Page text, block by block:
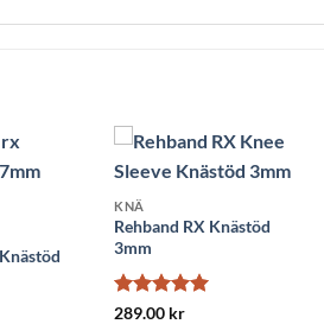
KNÄ
Rehband RX Knästöd
3mm
Betygsatt
289.00 kr